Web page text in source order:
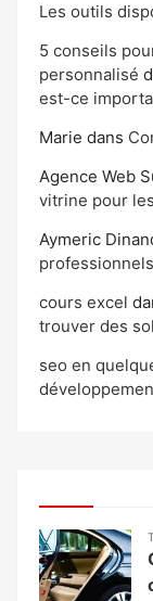
Les outils
5 conseils
personnalisé
est-ce
Marie dans
Agence Web
vitrine pour
Aymeric
professionnels
cours excel
trouver des
seo en